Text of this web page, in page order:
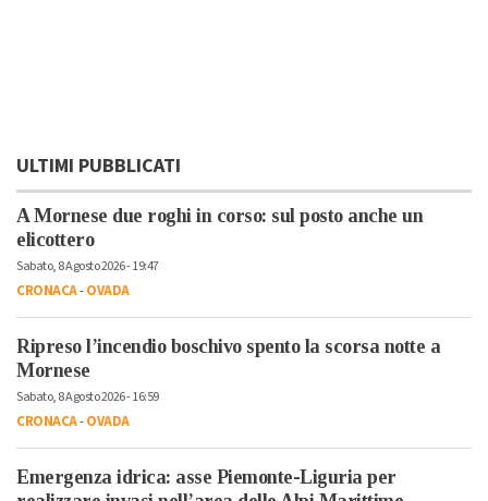
ULTIMI PUBBLICATI
A Mornese due roghi in corso: sul posto anche un
elicottero
Sabato, 8 Agosto 2026 - 19:47
CRONACA-OVADA
Ripreso l’incendio boschivo spento la scorsa notte a
Mornese
Sabato, 8 Agosto 2026 - 16:59
CRONACA-OVADA
Emergenza idrica: asse Piemonte-Liguria per